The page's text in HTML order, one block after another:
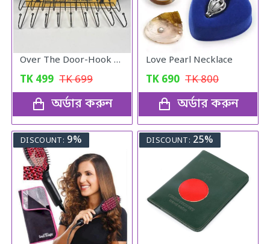
Over The Door-Hook Hanger
TK 499 TK699
অর্ডার করুন
Love Pearl Necklace
TK 690 TK800
অর্ডার করুন
DISCOUNT: 9% DISCOUNT: 25%